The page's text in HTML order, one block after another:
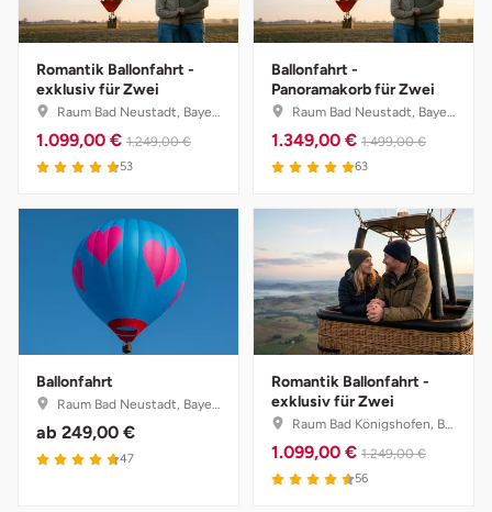
Romantik Ballonfahrt -
exklusiv für Zwei
Raum Bad Neustadt, Bayern
1.099,00 € 1.249,00 €
53
Ballonfahrt -
Panoramakorb für Zwei
Raum Bad Neustadt, Bayern
1.349,00 € 1.499,00 €
63
Ballonfahrt
Raum Bad Neustadt, Bayern
ab 249,00 €
47
Romantik Ballonfahrt -
exklusiv für Zwei
Raum Bad Königshofen, Bayern
1.099,00 € 1.249,00 €
56
Münster
Nagold
Neckarsulm
Nesselwang
Neumünster
Nordwestmecklenburg
Nürnberg